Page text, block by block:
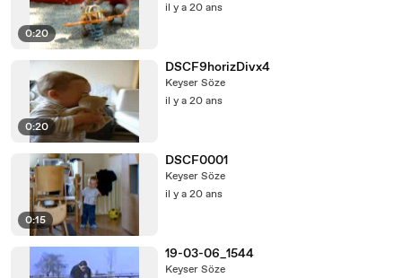
0:20
il y a 20 ans
0:20
DSCF9horizDivx4
Keyser Söze
il y a 20 ans
0:15
DSCF0001
Keyser Söze
il y a 20 ans
19-03-06_1544
Keyser Söze